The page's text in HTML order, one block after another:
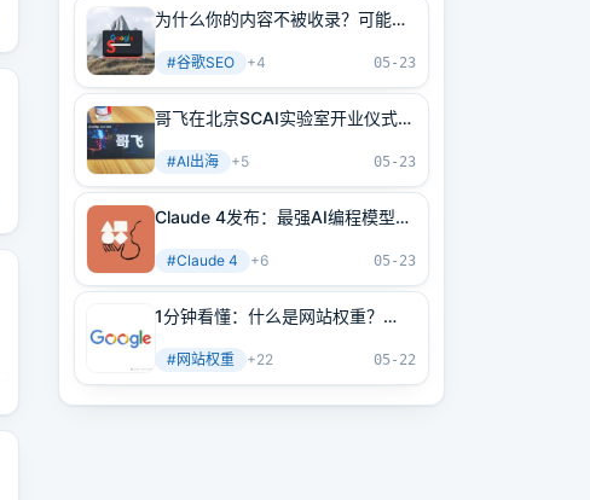
为什么你的内容不被收录？可能是
方法
#谷歌SEO +4 05-23
哥飞在北京SCAI实验室开业仪式上
#AI出海 +5 05-23
Claude 4发布：最强AI编程模型
#Claude 4 +6 05-23
1分钟看懂：什么是网站权重？
南（原创不易）
#网站权重 +22 05-22